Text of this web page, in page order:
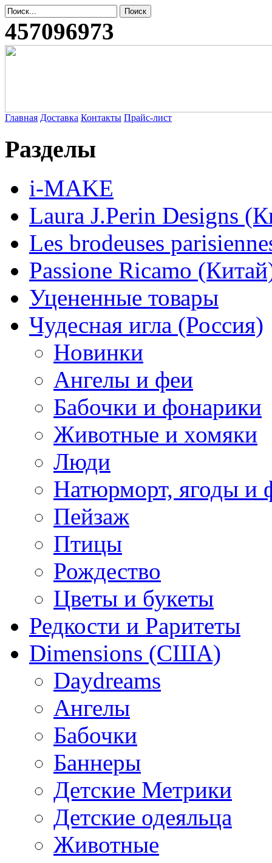
457096973
Главная Доставка Контакты Прайс-лист
Разделы
i-MAKE
Laura J.Perin Designs
Les brodeuses
Passione Ricamo
Уцененные товары
Чудесная игла (Россия)
Новинки
Ангелы и феи
Бабочки и фонарики
Животные и хомяки
Люди
Натюрморт, ягоды и
Пейзаж
Птицы
Рождество
Цветы и букеты
Редкости и Раритеты
Dimensions (США)
Daydreams
Ангелы
Бабочки
Баннеры
Детские Метрики
Детские одеяльца
Животные